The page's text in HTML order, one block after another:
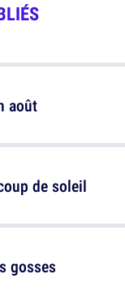
août
gosses
de soleil